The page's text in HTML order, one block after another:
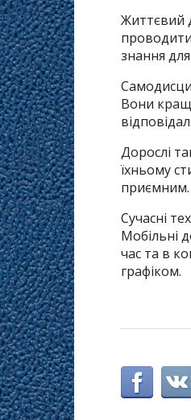
Життєвий
знання
Вони
Дорослі
їхньому
приємним.
Сучасні
Мобільні
час та в
графіком.